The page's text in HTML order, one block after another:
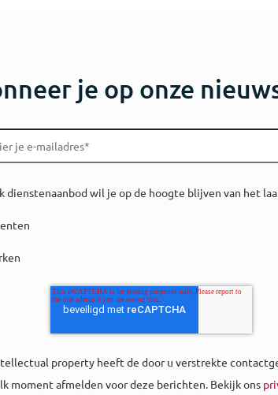
je op onze
dienstenaanbod wil je op de hoogte blijven van het
property heeft de door u verstrekte
moment afmelden voor deze berichten. Bekijk ons